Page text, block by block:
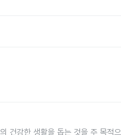
건강한 생활을 돕는 것을 주 목적으